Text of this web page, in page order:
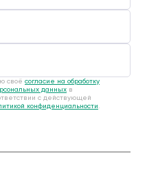
своё согласие на обработку
данных в
с действующей
конфиденциальности.